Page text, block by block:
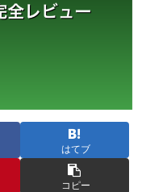
はてブ
コピー